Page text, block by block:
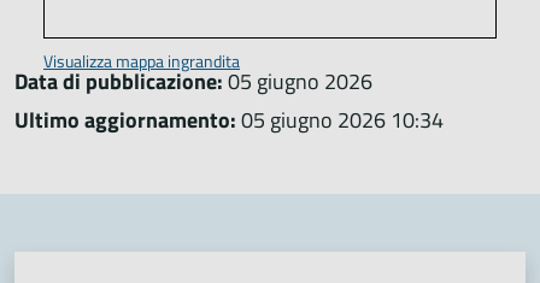
Visualizza mappa ingrandita
Data di pubblicazione:05 giugno 2026
Ultimo aggiornamento:05 giugno 2026 10:34